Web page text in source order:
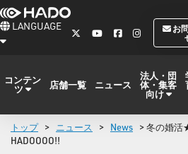
LANGUAGE
お
コンテン
ツ 店舗一覧 ニュース
法人・団
体・集客
向け
トップ > ニュース > News > 冬の婚活
HADOOOO!!